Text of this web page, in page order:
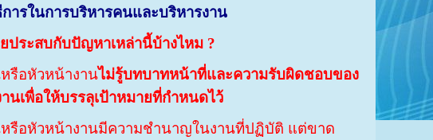
ารในการบริหารคนและบริหารงาน
ประสบกับปัญหาเหล่านี้บ้างไหม ?
รือหัวหน้างานไม่รู้บทบาทหน้าที่และความรับผิดชอบของ
นเพื่อให้บรรลุเป้าหมายที่กำหนดไว้
หรือหัวหน้างานมีความชํานาญในงานที่ปฏิบัติ แต่ขาด